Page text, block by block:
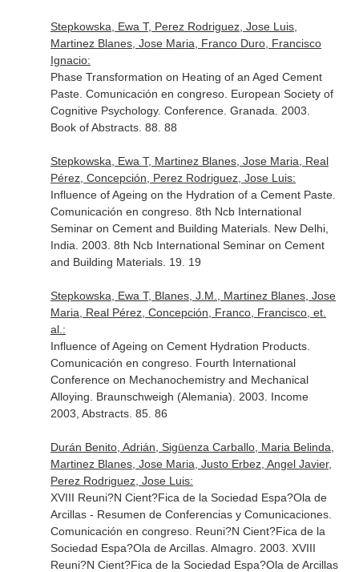
Stepkowska, Ewa T, Perez Rodriguez, Jose Luis,
Martinez Blanes, Jose Maria, Franco Duro, Francisco
Ignacio:
Phase Transformation on Heating of an Aged Cement
Paste. Comunicación en congreso. European Society of
Cognitive Psychology. Conference. Granada. 2003.
Book of Abstracts. 88. 88
Stepkowska, Ewa T, Martinez Blanes, Jose Maria, Real
Pérez, Concepción, Perez Rodriguez, Jose Luis:
Influence of Ageing on the Hydration of a Cement Paste.
Comunicación en congreso. 8th Ncb International
Seminar on Cement and Building Materials. New Delhi,
India. 2003. 8th Ncb International Seminar on Cement
and Building Materials. 19. 19
Stepkowska, Ewa T, Blanes, J.M., Martinez Blanes, Jose
Maria, Real Pérez, Concepción, Franco, Francisco, et.
al.:
Influence of Ageing on Cement Hydration Products.
Comunicación en congreso. Fourth International
Conference on Mechanochemistry and Mechanical
Alloying. Braunschweigh (Alemania). 2003. Income
2003, Abstracts. 85. 86
Durán Benito, Adrián, Sigüenza Carballo, Maria Belinda,
Martinez Blanes, Jose Maria, Justo Erbez, Angel Javier,
Perez Rodriguez, Jose Luis:
XVIII Reuni?N Cient?Fica de la Sociedad Espa?Ola de
Arcillas - Resumen de Conferencias y Comunicaciones.
Comunicación en congreso. Reuni?N Cient?Fica de la
Sociedad Espa?Ola de Arcillas. Almagro. 2003. XVIII
Reuni?N Cient?Fica de la Sociedad Espa?Ola de Arcillas